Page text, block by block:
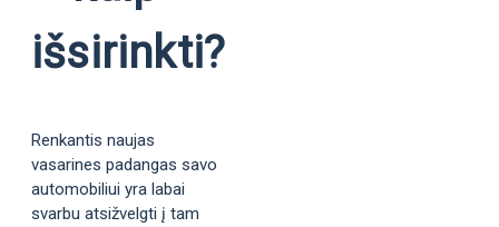
išsirinkti?
Renkantis naujas
vasarines padangas savo
automobiliui yra labai
svarbu atsižvelgti į tam